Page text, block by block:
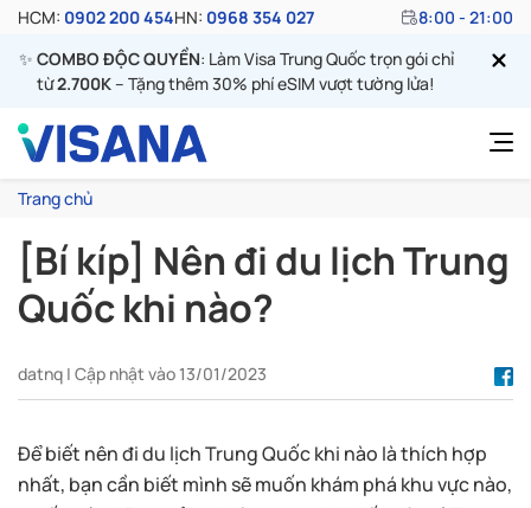
HCM: 0902 200 454HN: 0968 354 027
8:00 - 21:00
✨ COMBO ĐỘC QUYỀN: Làm Visa Trung Quốc trọn gói chỉ
từ2.700K– Tặng thêm 30% phí eSIM vượt tường lửa!
Trang chủ
[Bí kíp] Nên đi du lịch Trung
Quốc khi nào?
datnq | Cập nhật vào 13/01/2023
Để biết nên đi du lịch Trung Quốc khi nào là thích hợp
nhất, bạn cần biết mình sẽ muốn khám phá khu vực nào,